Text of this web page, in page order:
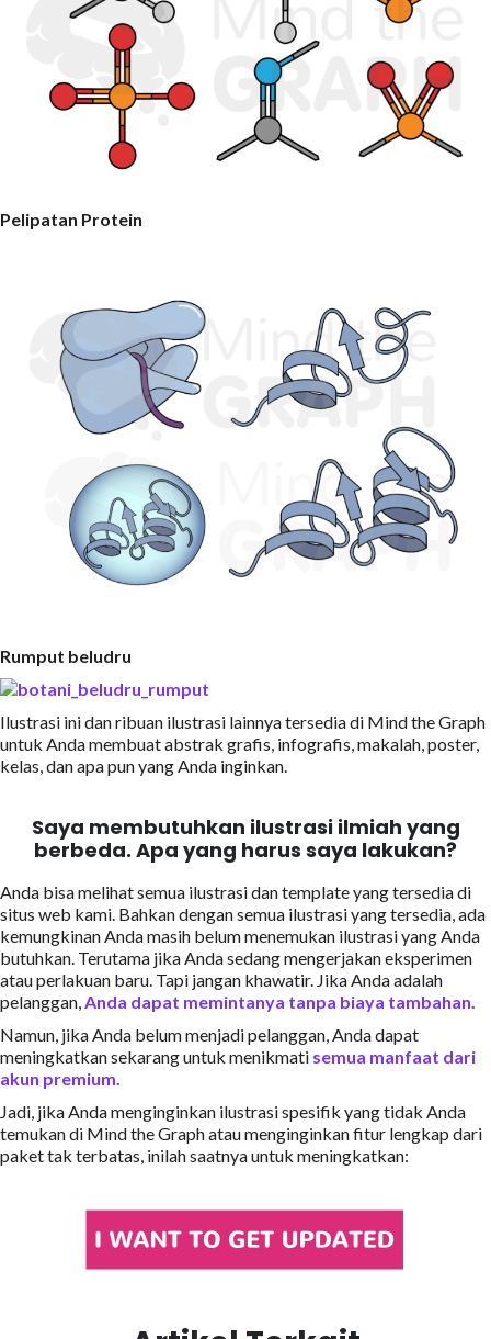
Pelipatan Protein
Rumput beludru
Ilustrasi ini dan ribuan ilustrasi lainnya tersedia di Mind the Graph
untuk Anda membuat abstrak grafis, infografis, makalah, poster,
kelas, dan apa pun yang Anda inginkan.
Saya membutuhkan ilustrasi ilmiah yang
berbeda. Apa yang harus saya lakukan?
Anda bisa melihat semua ilustrasi dan template yang tersedia di
situs web kami. Bahkan dengan semua ilustrasi yang tersedia, ada
kemungkinan Anda masih belum menemukan ilustrasi yang Anda
butuhkan. Terutama jika Anda sedang mengerjakan eksperimen
atau perlakuan baru. Tapi jangan khawatir. Jika Anda adalah
pelanggan,Anda dapat memintanya tanpa biaya tambahan.
Namun, jika Anda belum menjadi pelanggan, Anda dapat
meningkatkan sekarang untuk menikmati semua manfaat dari
akun premium.
Jadi, jika Anda menginginkan ilustrasi spesifik yang tidak Anda
temukan di Mind the Graph atau menginginkan fitur lengkap dari
paket tak terbatas, inilah saatnya untuk meningkatkan: